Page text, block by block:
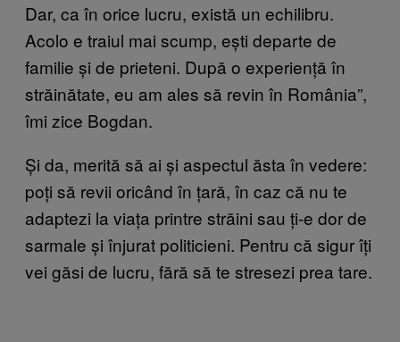
Dar, ca în orice lucru, există un echilibru.
Acolo e traiul mai scump, ești departe de
familie și de prieteni. După o experiență în
străinătate, eu am ales să revin în România”,
îmi zice Bogdan.
Și da, merită să ai și aspectul ăsta în vedere:
poți să revii oricând în țară, în caz că nu te
adaptezi la viața printre străini sau ți-e dor de
sarmale și înjurat politicieni. Pentru că sigur îți
vei găsi de lucru, fără să te stresezi prea tare.